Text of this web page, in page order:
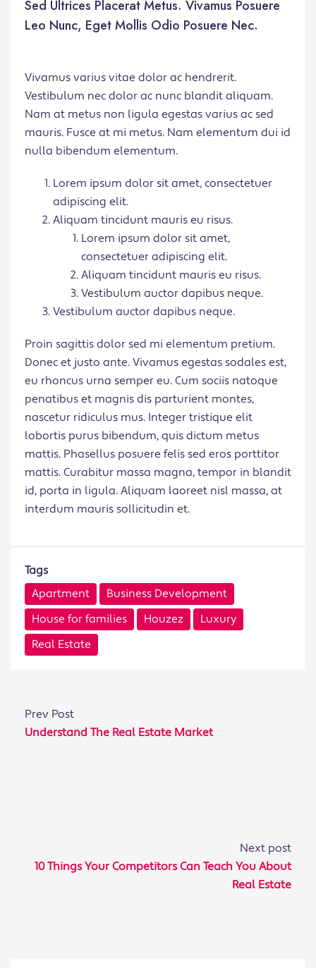
Sed Ultrices Placerat Metus. Vivamus Posuere
Leo Nunc, Eget Mollis Odio Posuere Nec.
Vivamus varius vitae dolor ac hendrerit.
Vestibulum nec dolor ac nunc blandit aliquam.
Nam at metus non ligula egestas varius ac sed
mauris. Fusce at mi metus. Nam elementum dui id
nulla bibendum elementum.
Lorem ipsum dolor sit amet, consectetuer
adipiscing elit.
Aliquam tincidunt mauris eu risus.
Lorem ipsum dolor sit amet,
consectetuer adipiscing elit.
Aliquam tincidunt mauris eu risus.
Vestibulum auctor dapibus neque.
Vestibulum auctor dapibus neque.
Proin sagittis dolor sed mi elementum pretium.
Donec et justo ante. Vivamus egestas sodales est,
eu rhoncus urna semper eu. Cum sociis natoque
penatibus et magnis dis parturient montes,
nascetur ridiculus mus. Integer tristique elit
lobortis purus bibendum, quis dictum metus
mattis. Phasellus posuere felis sed eros porttitor
mattis. Curabitur massa magna, tempor in blandit
id, porta in ligula. Aliquam laoreet nisl massa, at
interdum mauris sollicitudin et.
Tags
Apartment
Business Development
House for families
Houzez
Luxury
Real Estate
Prev Post
Understand The Real Estate Market
Next post
10 Things Your Competitors Can Teach You About
Real Estate